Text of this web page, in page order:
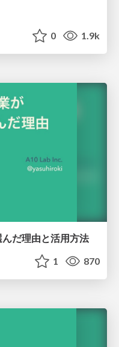
0 1.9k
だ理由と活用方法
1 870